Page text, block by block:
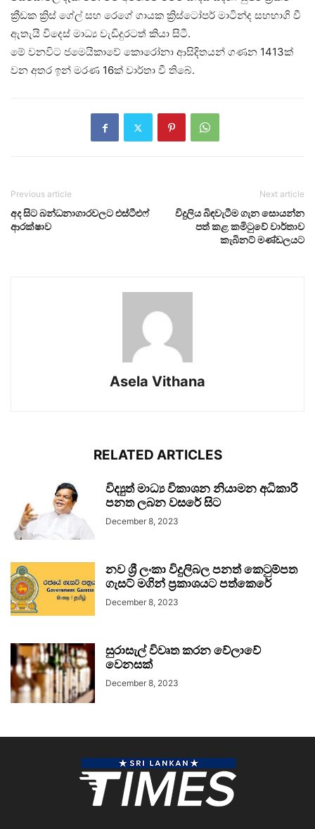
ක්‍රීඩක ක්‍රිස් ගේල් සහ රෙගේ ගායක ක්‍රිස්ටෝපර් මාටින්ද සහභාගි වී
ඇතැයි විදෙස් මාධ්‍ය වැඩිදුරටත් කියා සිටී.
මේ වනවිට ජමෙයිකාවේ කොරෝනා ආසිදිතයන් ගණන 1413ක්
වන අතර ඉන් මරණ 16ක් වාර්තා වී තිබේ.
Previous article
අද සිට බන්ධනාගාරවලට එස්ටීඑෆ්
ආරක්ෂාව
Next article
විදුලිය බිඳවැටීම ගැන සොයන්න
පත් කළ කමිටුවේ වාර්තාව
කැබිනට් මණ්ඩලයට
Asela Vithana
RELATED ARTICLES
විද්‍යුත් මාධ්‍ය විකාශන නියාමන අධිකාරී
පනත ලබන වසරේ සිට
December 8, 2023
නව ශ්‍රී ලංකා විදුලිබල පනත් කෙටුම්පත
ගැසට් මගින් ප්‍රකාශයට පත්කෙරේ
December 8, 2023
සුරාසැල් විවෘත කරන වේලාවේ
වෙනසක්
December 8, 2023